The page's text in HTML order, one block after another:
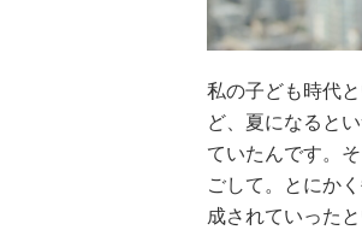
私の子ども時代
ど、夏になると
ていたんです。
ごして。とにか
成されていったと